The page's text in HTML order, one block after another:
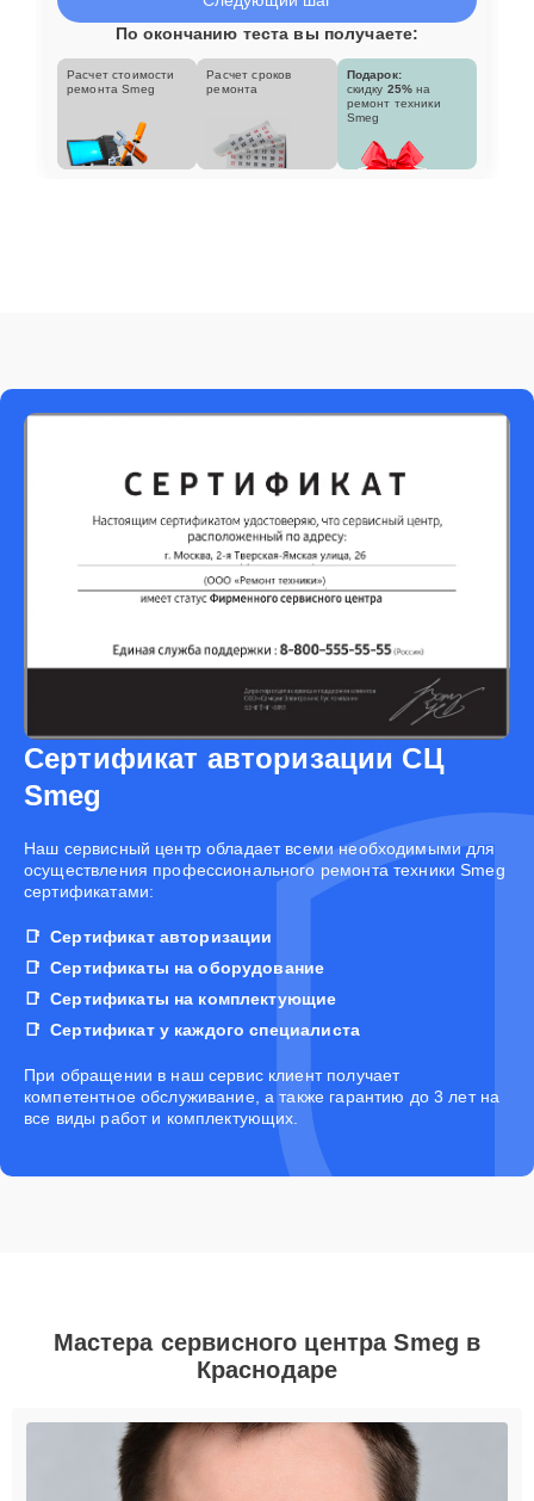
По окончанию теста вы получаете:
Расчет стоимости
ремонта Smeg
Расчет сроков
ремонта
Подарок:
скидку 25% на
ремонт техники
Smeg
Сертификат авторизации СЦ
Smeg
Наш сервисный центр обладает всеми необходимыми для
осуществления профессионального ремонта техники Smeg
сертификатами:
Сертификат авторизации
Сертификаты на оборудование
Сертификаты на комплектующие
Сертификат у каждого специалиста
При обращении в наш сервис клиент получает
компетентное обслуживание, а также гарантию до 3 лет на
все виды работ и комплектующих.
Мастера сервисного центра Smeg в
Краснодаре